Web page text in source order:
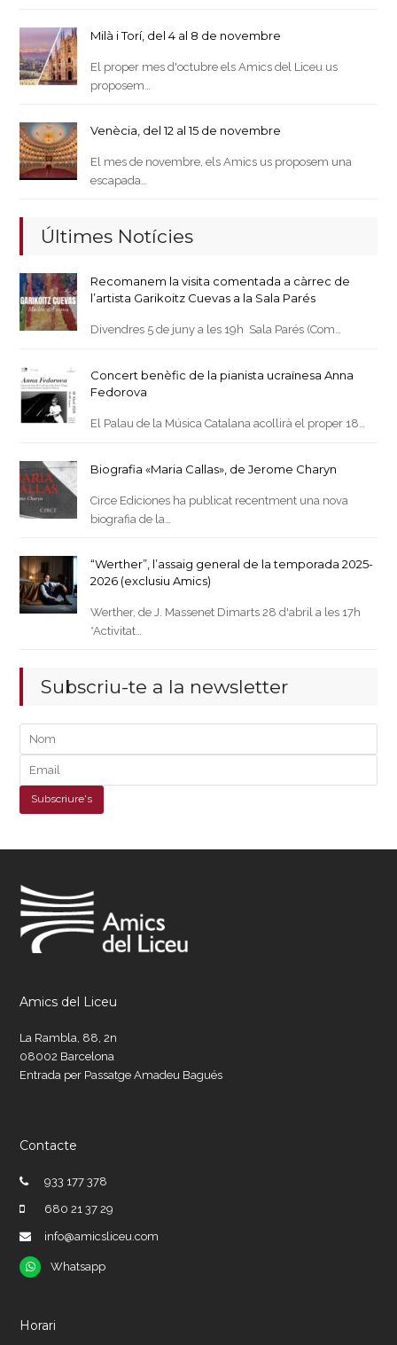
Milà i Torí, del 4 al 8 de novembre
El proper mes d'octubre els Amics del Liceu us
proposem…
Venècia, del 12 al 15 de novembre
El mes de novembre, els Amics us proposem una
escapada…
Últimes Notícies
Recomanem la visita comentada a càrrec de
l’artista Garikoitz Cuevas a la Sala Parés
Divendres 5 de juny a les 19h Sala Parés (Com…
Concert benèfic de la pianista ucraïnesa Anna
Fedorova
El Palau de la Música Catalana acollirà el proper 18…
Biografia «Maria Callas», de Jerome Charyn
Circe Ediciones ha publicat recentment una nova
biografia de la…
“Werther”, l’assaig general de la temporada 2025-
2026 (exclusiu Amics)
Werther, de J. Massenet Dimarts 28 d'abril a les 17h
*Activitat…
Subscriu-te a la newsletter
Amics del Liceu
La Rambla, 88, 2n
08002 Barcelona
Entrada per Passatge Amadeu Bagués
Contacte
933 177 378
680 21 37 29
info@amicsliceu.com
Whatsapp
Whatsapp
Horari